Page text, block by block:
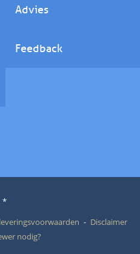
Advies
Feedback
*
Disclaimer
nodig?